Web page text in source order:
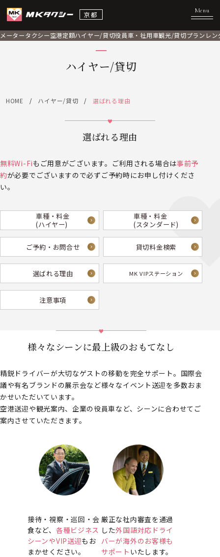
京都
メータータクシー空港定額ハイヤー/貸切役員車・社用車観光/貸切プラン レ
ハイヤー/貸切
HOME ハイヤー/貸切 選ばれる理由
選ばれる理由
無料Wi-Fiもご用意がございます。ご利用される場合は事前予
約が必要でございますので必ずご予約時にお申し付けくださ
い。
車種・料金
(ハイヤー)
車種・料金
(スタンダード)
ご予約・お問合せ 貸切料金検索
選ばれる理由 MK VIPステーション
注意事項
様々なシーンに最上級のおもてなし
精鋭ドライバーが大切なゲストの移動を完全サポート。国際会
議や有名ブランドの展示会など様々なイベント送迎を多数おま
かせいただいています。
空港送迎や観光案内、企業の役員車など、シーンに合わせてご
案内させていただきます。
接待・視察・巡回・会
食など、 各種ビジネス
シーンやVIP送迎もお
まかせください。
厳正な社内審査を通過
した外国語対応ドライ
バーが海外のお客様も
サポート いたします。